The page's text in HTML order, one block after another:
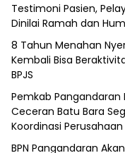
Testimoni Pasien,
Dinilai Ramah dan
8 Tahun Menahan
Kembali Bisa
BPJS
Pemkab Pangandaran
Ceceran Batu Bara
Koordinasi Perusahaan
BPN Pangandaran